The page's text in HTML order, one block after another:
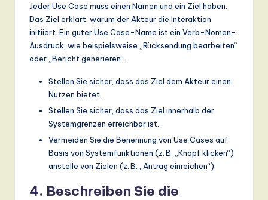
Jeder Use Case muss einen Namen und ein Ziel haben.
Das Ziel erklärt, warum der Akteur die Interaktion
initiiert. Ein guter Use Case-Name ist ein Verb-Nomen-
Ausdruck, wie beispielsweise „Rücksendung bearbeiten“
oder „Bericht generieren“.
Stellen Sie sicher, dass das Ziel dem Akteur einen
Nutzen bietet.
Stellen Sie sicher, dass das Ziel innerhalb der
Systemgrenzen erreichbar ist.
Vermeiden Sie die Benennung von Use Cases auf
Basis von Systemfunktionen (z. B. „Knopf klicken“)
anstelle von Zielen (z. B. „Antrag einreichen“).
4. Beschreiben Sie die